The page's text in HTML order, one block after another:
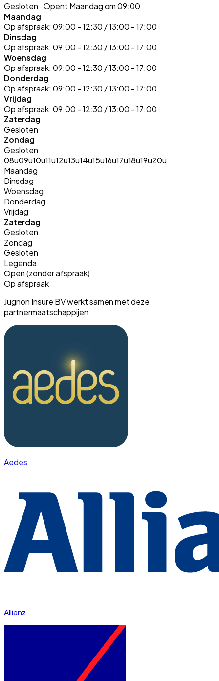
Gesloten · Opent Maandag om 09:00
Maandag
Op afspraak: 09:00 - 12:30 / 13:00 - 17:00
Dinsdag
Op afspraak: 09:00 - 12:30 / 13:00 - 17:00
Woensdag
Op afspraak: 09:00 - 12:30 / 13:00 - 17:00
Donderdag
Op afspraak: 09:00 - 12:30 / 13:00 - 17:00
Vrijdag
Op afspraak: 09:00 - 12:30 / 13:00 - 17:00
Zaterdag
Gesloten
Zondag
Gesloten
08u09u10u11u12u13u14u15u16u17u18u19u20u
Maandag
Dinsdag
Woensdag
Donderdag
Vrijdag
Zaterdag
Gesloten
Zondag
Gesloten
Legenda
Open (zonder afspraak)
Op afspraak
Jugnon Insure BV werkt samen met deze
partnermaatschappijen
Aedes
Allianz